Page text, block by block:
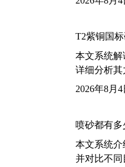
T2紫铜国
本文系统解
详细分析其
2026年8月4
喷砂都有多
本文系统介
并对比不同